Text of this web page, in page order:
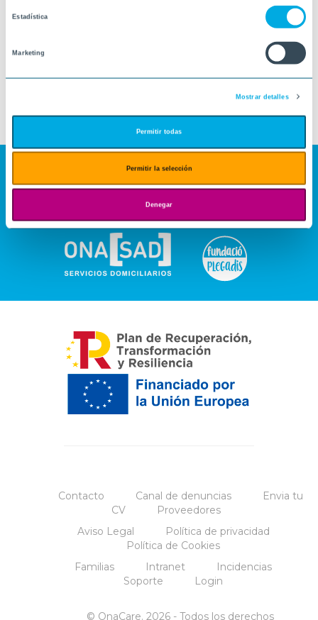
Estadística
Marketing
Mostrar detalles
Permitir todas
Permitir la selección
Denegar
Contacto Canal de denuncias
Envia tu
CV
Proveedores
Aviso Legal
Política de privacidad
Política de Cookies
Familias
Intranet
Incidencias
Soporte
Login
© OnaCare. 2026 - Todos los derechos